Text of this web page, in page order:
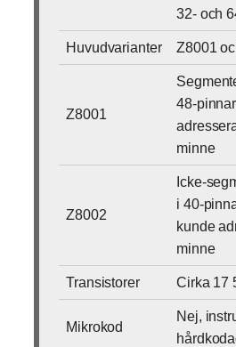
32- och
Huvudvarianter Z8001
Z8001
48-
minne
Z8002
Icke-
i 40-
kunde
minne
Transistorer Cirka 17
Mikrokod
Nej,